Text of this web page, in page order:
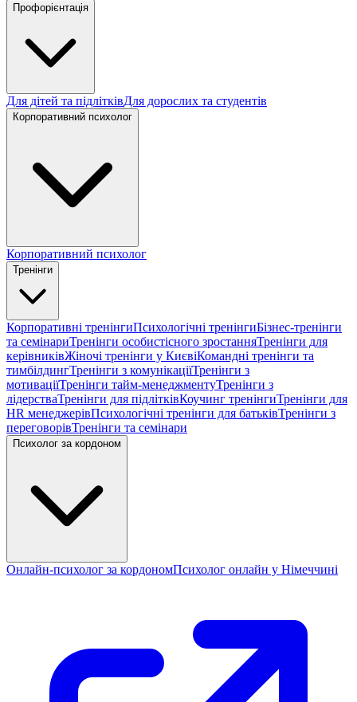
Профорієнтація
Для дітей та підлітківДля дорослих та студентів
Корпоративний психолог
Корпоративний психолог
Тренінги
Корпоративні тренінгиПсихологічні тренінгиБізнес-тренінги
та семінариТренінги особистісного зростанняТренінги для
керівниківЖіночі тренінги у КиєвіКомандні тренінги та
тимбілдингТренінги з комунікаціїТренінги з
мотиваціїТренінги тайм-менеджментуТренінги з
лідерстваТренінги для підлітківКоучинг тренінгиТренінги для
HR менеджерівПсихологічні тренінги для батьківТренінги з
переговорівТренінги та семінари
Психолог за кордоном
Онлайн-психолог за кордономПсихолог онлайн у Німеччині